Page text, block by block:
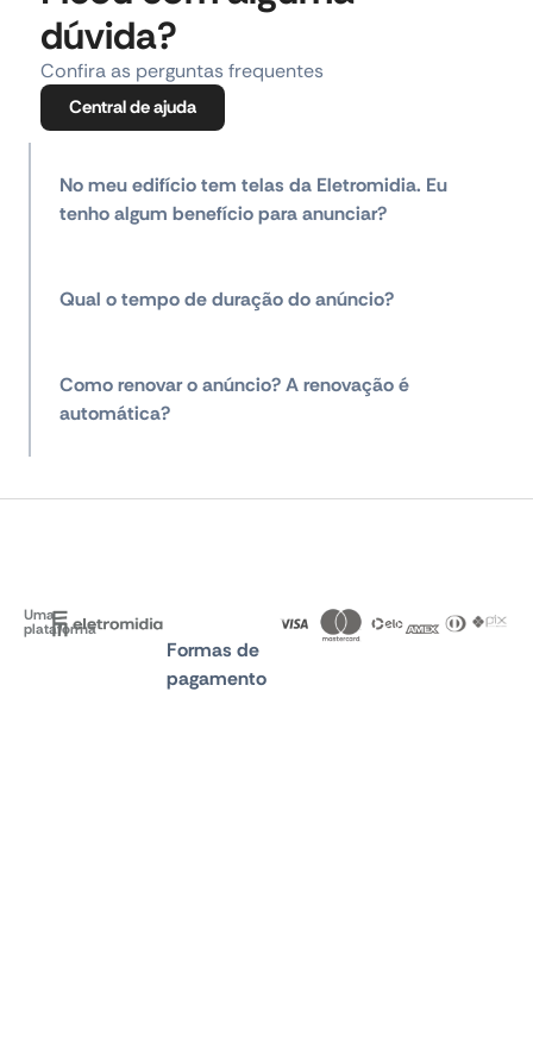
dúvida?
Confira as perguntas frequentes
Central de ajuda
No meu edifício tem telas da Eletromidia. Eu
tenho algum benefício para anunciar?
Qual o tempo de duração do anúncio?
Como renovar o anúncio? A renovação é
automática?
Uma
plataforma
Formas de
pagamento